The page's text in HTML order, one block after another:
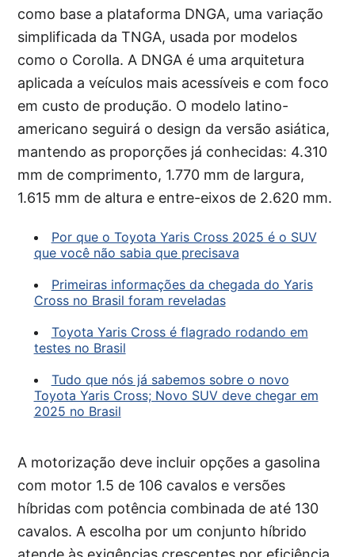
como base a plataforma DNGA, uma variação
simplificada da TNGA, usada por modelos
como o Corolla. A DNGA é uma arquitetura
aplicada a veículos mais acessíveis e com foco
em custo de produção. O modelo latino-
americano seguirá o design da versão asiática,
mantendo as proporções já conhecidas: 4.310
mm de comprimento, 1.770 mm de largura,
1.615 mm de altura e entre-eixos de 2.620 mm.
Por que o Toyota Yaris Cross 2025 é o SUV
que você não sabia que precisava
Primeiras informações da chegada do Yaris
Cross no Brasil foram reveladas
Toyota Yaris Cross é flagrado rodando em
testes no Brasil
Tudo que nós já sabemos sobre o novo
Toyota Yaris Cross; Novo SUV deve chegar em
2025 no Brasil
A motorização deve incluir opções a gasolina
com motor 1.5 de 106 cavalos e versões
híbridas com potência combinada de até 130
cavalos. A escolha por um conjunto híbrido